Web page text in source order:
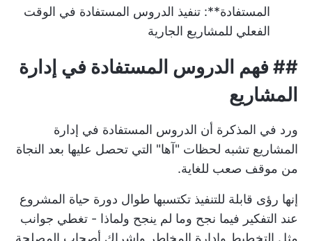
المستفادة**: تنفيذ الدروس المستفادة في الوقت
الفعلي للمشاريع الجارية
## فهم الدروس المستفادة في إدارة
المشاريع
ورد في المذكرة أن الدروس المستفادة في إدارة
المشاريع تشبه لحظات "آها" التي تحصل عليها بعد النجاة
من موقف صعب للغاية.
إنها رؤى قابلة للتنفيذ تكتسبها طوال دورة حياة المشروع
عند التفكير فيما نجح وما لم ينجح ولماذا - تغطي جوانب
مثل التخطيط وإدارة المخاطر وإشراك أصحاب المصلحة